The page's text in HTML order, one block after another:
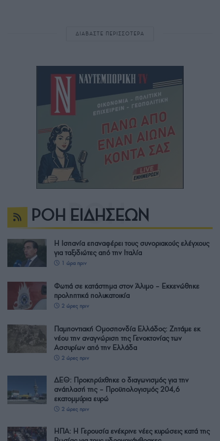
ΔΙΑΒΑΣΤΕ ΠΕΡΙΣΣΟΤΕΡΑ
ΡΟΗ ΕΙΔΗΣΕΩΝ
Η Ισπανία επαναφέρει τους συνοριακούς ελέγχους
για ταξιδιώτες από την Ιταλία
1 ώρα πριν
Φωτιά σε κατάστημα στον Άλιμο – Εκκενώθηκε
προληπτικά πολυκατοικία
2 ώρες πριν
Παμποντιακή Ομοσπονδία Ελλάδος: Ζητάμε εκ
νέου την αναγνώριση της Γενοκτονίας των
Ασσυρίων από την Ελλάδα
2 ώρες πριν
ΔΕΘ: Προκηρύχθηκε ο διαγωνισμός για την
ανάπλασή της – Προϋπολογισμός 204,6
εκατομμύρια ευρώ
2 ώρες πριν
ΗΠΑ: Η Γερουσία ενέκρινε νέες κυρώσεις κατά της